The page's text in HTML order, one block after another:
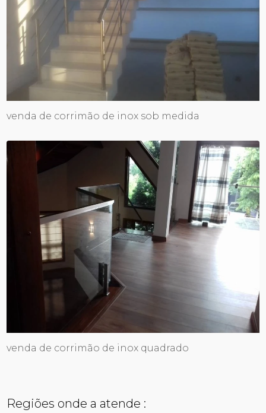
venda de corrimão de inox sob medida
venda de corrimão de inox quadrado
Regiões onde a atende :